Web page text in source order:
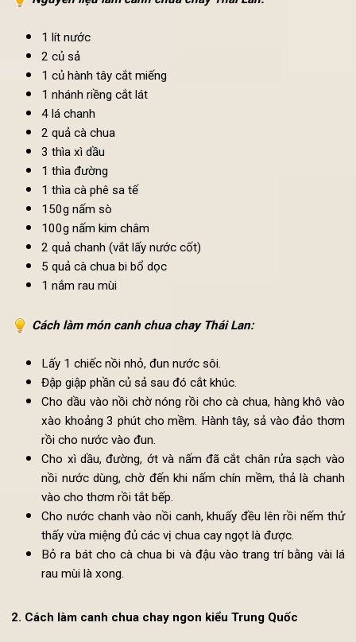
Nguyên liệu làm canh chua chay Thái Lan
1 lít nước
2 củ sả
1 củ hành tây cắt miếng
1 nhánh riềng cắt lát
4 lá chanh
2 quả cà chua
3 thìa xì dầu
1 thìa đường
1 thìa cà phê sa tế
100g nấm kim châm
5 quả cà chua bi bổ dọc
1 nắm rau mùi
Cách làm móncanh chua chay Thái Lan:
Lấy 1 chiếc nồi nhỏ, đun nước sôi.
Đập giập phần củ sả sau đó cắt khúc.
Cho dầu vào nồi chờ nóng rồi cho cà chua, hàng khô
xào khoảng 3 phút cho mềm. Hành tây, sả vào đảo
rồi cho nước vào đun.
Cho xì dầu, đường, ớt và nấm đã cắt chân rửa sạch
nồi nước dùng, chờ đến khi nấm chín mềm, thả là
Cho nước chanh vào nồi canh, khuấy đều lên rồi nếm